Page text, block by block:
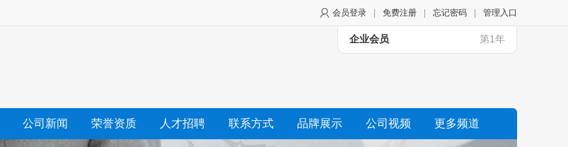
会员登录 免费注册 忘记密码 管理入口
企业会员 第1年
公司新闻 荣誉资质 人才招聘 联系方式 品牌展示 公司视频 更多频道